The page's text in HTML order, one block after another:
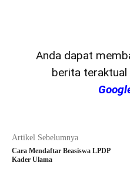
Anda dapat
berita
Artikel Sebelumnya
Cara Mendaftar Beasiswa LPDP
Kader Ulama